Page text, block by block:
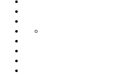
POLITIK